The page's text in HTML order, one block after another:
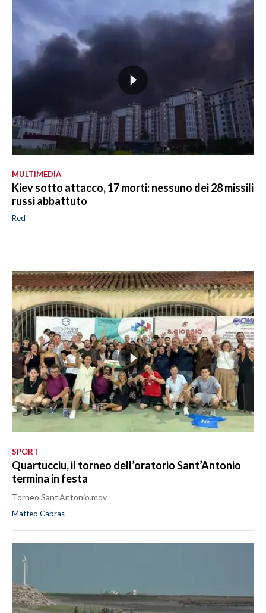
MULTIMEDIA
Kiev sotto attacco, 17 morti: nessuno dei 28 missili
russi abbattuto
Red
SPORT
Quartucciu, il torneo dell’oratorio Sant’Antonio
termina in festa
Torneo Sant’Antonio.mov
Matteo Cabras